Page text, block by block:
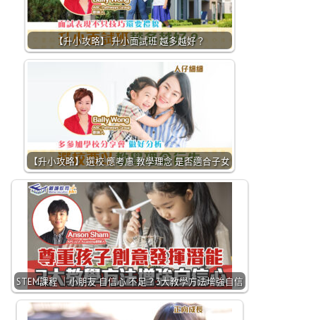
【升小攻略】 升小面試班 越多越好？
【升小攻略】 選校 應考慮 教學理念 是否適合子女
STEM課程 ｜小朋友 自信心 不足？3大教學方法增強自信